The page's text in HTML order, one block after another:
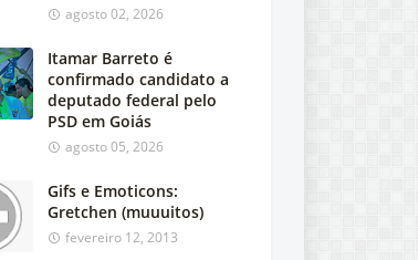
agosto 02, 2026
Itamar Barreto é
confirmado candidato a
deputado federal pelo
PSD em Goiás
agosto 05, 2026
Gifs e Emoticons:
Gretchen (muuuitos)
fevereiro 12, 2013